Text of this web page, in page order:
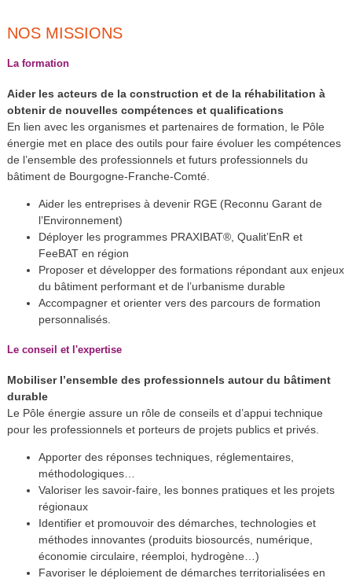
NOS MISSIONS
La formation
Aider les acteurs de la construction et de la réhabilitation à
obtenir de nouvelles compétences et qualifications
En lien avec les organismes et partenaires de formation, le Pôle
énergie met en place des outils pour faire évoluer les compétences
de l’ensemble des professionnels et futurs professionnels du
bâtiment de Bourgogne-Franche-Comté.
Aider les entreprises à devenir RGE (Reconnu Garant de
l’Environnement)
Déployer les programmes PRAXIBAT®, Qualit’EnR et
FeeBAT en région
Proposer et développer des formations répondant aux enjeux
du bâtiment performant et de l’urbanisme durable
Accompagner et orienter vers des parcours de formation
personnalisés.
Le conseil et l'expertise
Mobiliser l’ensemble des professionnels autour du bâtiment
durable
Le Pôle énergie assure un rôle de conseils et d’appui technique
pour les professionnels et porteurs de projets publics et privés.
Apporter des réponses techniques, réglementaires,
méthodologiques…
Valoriser les savoir-faire, les bonnes pratiques et les projets
régionaux
Identifier et promouvoir des démarches, technologies et
méthodes innovantes (produits biosourcés, numérique,
économie circulaire, réemploi, hydrogène…)
Favoriser le déploiement de démarches territorialisées en